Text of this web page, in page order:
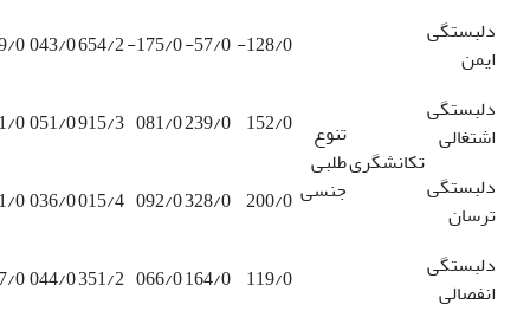
دلبستگی
ایمن
تکانشگری
تنوع
طلبی
جنسی
128/0-
57/0-
175/0-
654/2
043/0
0
دلبستگی
اشتغالی
152/0
239/0
081/0
915/3
051/0
0
دلبستگی
ترسان
200/0
328/0
092/0
015/4
036/0
0
دلبستگی
انفصالی
119/0
164/0
066/0
351/2
044/0
0